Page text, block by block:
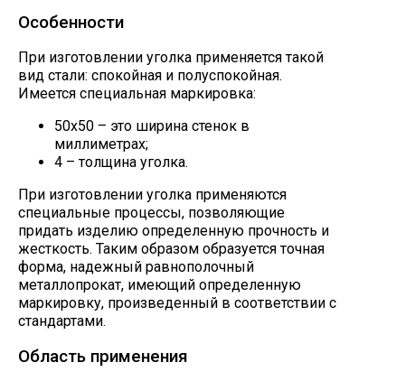
Особенности
При изготовлении уголка применяется такой
вид стали: спокойная и полуспокойная.
Имеется специальная маркировка:
50х50 – это ширина стенок в
миллиметрах;
4 – толщина уголка.
При изготовлении уголка применяются
специальные процессы, позволяющие
придать изделию определенную прочность и
жесткость. Таким образом образуется точная
форма, надежный равнополочный
металлопрокат, имеющий определенную
маркировку, произведенный в соответствии с
стандартами.
Область применения